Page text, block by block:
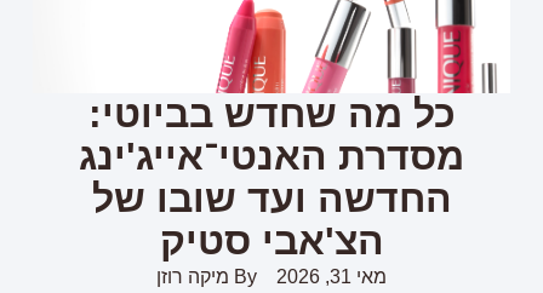
כל מה שחדש בביוטי:
מסדרת האנטי־אייג'ינג
החדשה ועד שובו של
הצ'אבי סטיק
מאי 31, 2026 By מיקה רוזן